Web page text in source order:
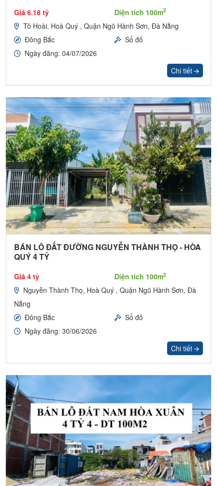
Giá 6.18 tỷ Diện tích 100m2
Tô Hoài, Hoà Quý , Quận Ngũ Hành Sơn, Đà Nẵng
Đông Bắc
Sổ đỏ
Ngày đăng: 04/07/2026
Chi tiết
BÁN LÔ ĐẤT ĐƯỜNG NGUYỄN THÀNH THỌ - HÒA
QUÝ 4 TỶ
Giá 4 tỷ Diện tích 100m2
Nguyễn Thành Thọ, Hoà Quý , Quận Ngũ Hành Sơn, Đà
Nẵng
Đông Bắc
Sổ đỏ
Ngày đăng: 30/06/2026
Chi tiết